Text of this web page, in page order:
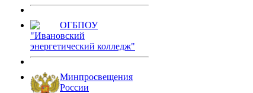
ОГБПОУ
"Ивановский
энергетический колледж"
Минпросвещения
России